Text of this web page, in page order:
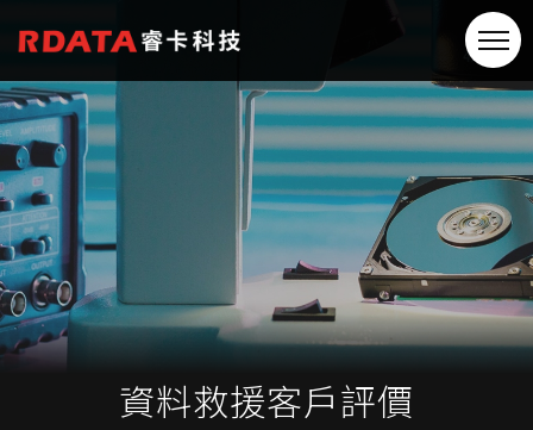
資料救援客戶評價